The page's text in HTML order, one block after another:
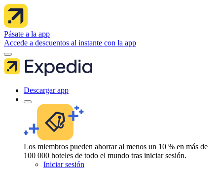
Pásate a la app
Accede a descuentos al instante con la app
Descargar app
Los miembros pueden ahorrar al menos un 10 % en más de
100 000 hoteles de todo el mundo tras iniciar sesión.
Iniciar sesión